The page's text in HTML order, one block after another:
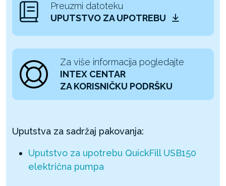
Preuzmi datoteku
UPUTSTVO ZA UPOTREBU
Za više informacija pogledajte
INTEX CENTAR
ZA KORISNIČKU PODRŠKU
Uputstva za sadržaj pakovanja:
Uputstvo za upotrebu QuickFill USB150
električna pumpa